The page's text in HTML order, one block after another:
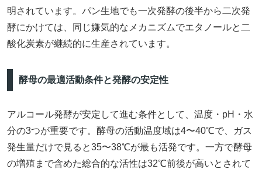
明されています。パン生地でも一次発酵の後半から二次発
酵にかけては、同じ嫌気的なメカニズムでエタノールと二
酸化炭素が継続的に生産されています。
酵母の最適活動条件と発酵の安定性
アルコール発酵が安定して進む条件として、温度・pH・水
分の3つが重要です。酵母の活動温度域は4〜40℃で、ガス
発生量だけで見ると35〜38℃が最も活発です。一方で酵母
の増殖まで含めた総合的な活性は32℃前後が高いとされて